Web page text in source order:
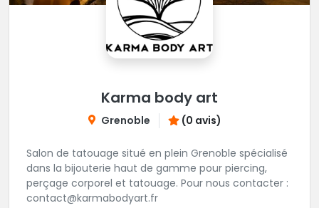
Karma body art
Grenoble (0 avis)
Salon de tatouage situé en plein Grenoble spécialisé
dans la bijouterie haut de gamme pour piercing,
perçage corporel et tatouage. Pour nous contacter :
contact@karmabodyart.fr